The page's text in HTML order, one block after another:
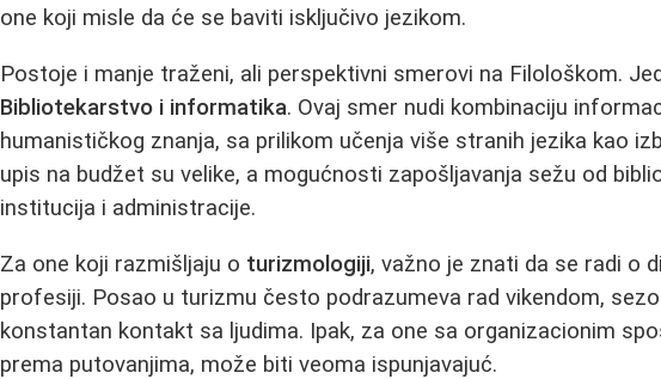
one koji misle da će se baviti isključivo jezikom.
Postoje i manje traženi, ali perspektivni smerovi na Filološkom.
Bibliotekarstvo i informatika. Ovaj smer nudi kombinaciju
humanističkog znanja, sa prilikom učenja više stranih jezika kao
upis na budžet su velike, a mogućnosti zapošljavanja sežu od
institucija i administracije.
Za one koji razmišljaju o turizmologiji, važno je znati da se radi o
profesiji. Posao u turizmu često podrazumeva rad vikendom,
konstantan kontakt sa ljudima. Ipak, za one sa organizacionim
prema putovanjima, može biti veoma ispunjavajuć.